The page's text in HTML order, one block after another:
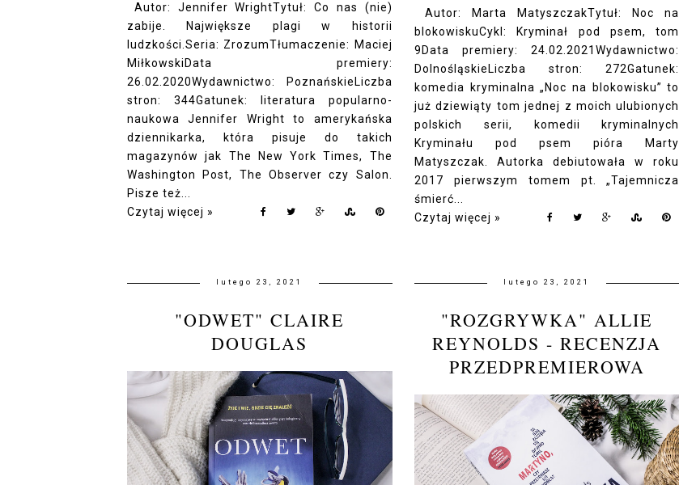
Autor: Jennifer WrightTytuł: Co nas (nie)
zabije. Największe plagi w historii
ludzkości.Seria: ZrozumTłumaczenie: Maciej
MiłkowskiData premiery:
26.02.2020Wydawnictwo: PoznańskieLiczba
stron: 344Gatunek: literatura popularno-
naukowa Jennifer Wright to amerykańska
dziennikarka, która pisuje do takich
magazynów jak The New York Times, The
Washington Post, The Observer czy Salon.
Pisze też...
Czytaj więcej »
Autor: Marta MatyszczakTytuł: Noc na
blokowiskuCykl: Kryminał pod psem, tom
9Data premiery: 24.02.2021Wydawnictwo:
DolnośląskieLiczba stron: 272Gatunek:
komedia kryminalna „Noc na blokowisku” to
już dziewiąty tom jednej z moich ulubionych
polskich serii, komedii kryminalnych
Kryminału pod psem pióra Marty
Matyszczak. Autorka debiutowała w roku
2017 pierwszym tomem pt. „Tajemnicza
śmierć...
Czytaj więcej »
lutego 23, 2021
"ODWET" CLAIRE
DOUGLAS
lutego 23, 2021
"ROZGRYWKA" ALLIE
REYNOLDS - RECENZJA
PRZEDPREMIEROWA